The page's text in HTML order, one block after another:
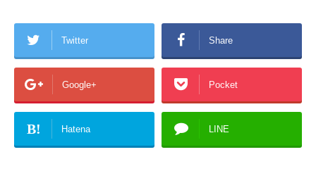
Twitter Share
Google+ Pocket
B! Hatena LINE